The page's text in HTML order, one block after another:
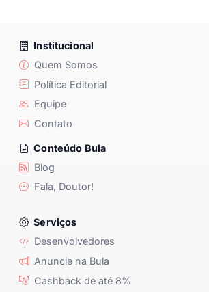
Institucional
Quem Somos
Política Editorial
Equipe
Contato
Conteúdo Bula
Blog
Fala, Doutor!
Serviços
Desenvolvedores
Anuncie na Bula
Cashback de até 8%